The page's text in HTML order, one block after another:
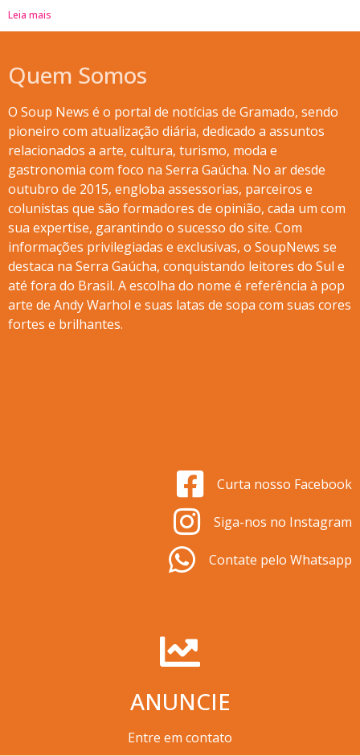
Leia mais
Quem Somos
O Soup News é o portal de notícias de Gramado, sendo
pioneiro com atualização diária, dedicado a assuntos
relacionados a arte, cultura, turismo, moda e
gastronomia com foco na Serra Gaúcha. No ar desde
outubro de 2015, engloba assessorias, parceiros e
colunistas que são formadores de opinião, cada um com
sua expertise, garantindo o sucesso do site. Com
informações privilegiadas e exclusivas, o SoupNews se
destaca na Serra Gaúcha, conquistando leitores do Sul e
até fora do Brasil. A escolha do nome é referência à pop
arte de Andy Warhol e suas latas de sopa com suas cores
fortes e brilhantes.
Curta nosso Facebook
Siga-nos no Instagram
Contate pelo Whatsapp
ANUNCIE
Entre em contato